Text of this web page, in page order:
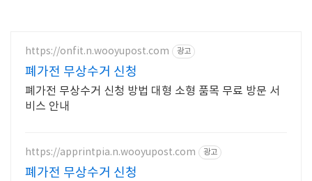
https://onfit.n.wooyupost.com 광고
폐가전 무상수거 신청
폐가전 무상수거 신청 방법 대형 소형 품목 무료 방문 서
비스 안내
https://apprintpia.n.wooyupost.com 광고
폐가전 무상수거 신청